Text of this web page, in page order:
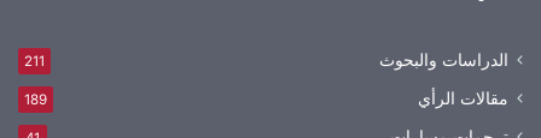
الدراسات والبحوث 211
مقالات الرأي 189